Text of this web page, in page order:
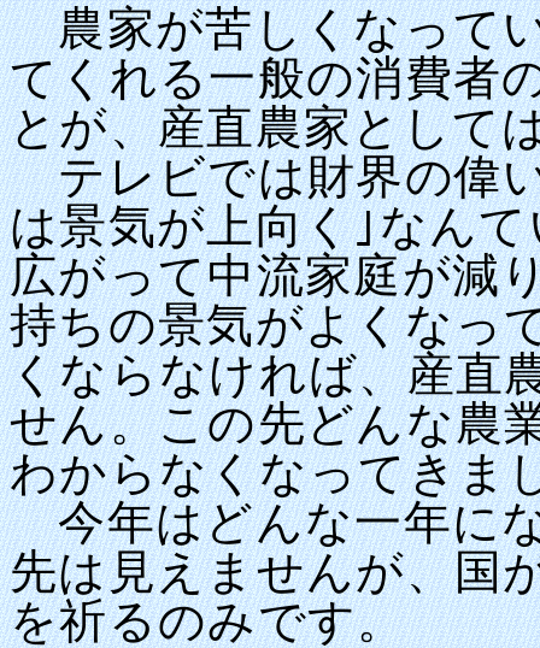
農家が苦しくなって
てくれる一般の消費者
とが、産直農家として
テレビでは財界の偉
は景気が上向く｣なん
広がって中流家庭が減
持ちの景気がよくなっ
くならなければ、産直
せん。この先どんな農
わからなくなってきま
今年はどんな一年に
先は見えませんが、国
を祈るのみです。